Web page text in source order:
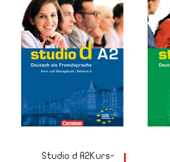
Studio d A2Kurs-